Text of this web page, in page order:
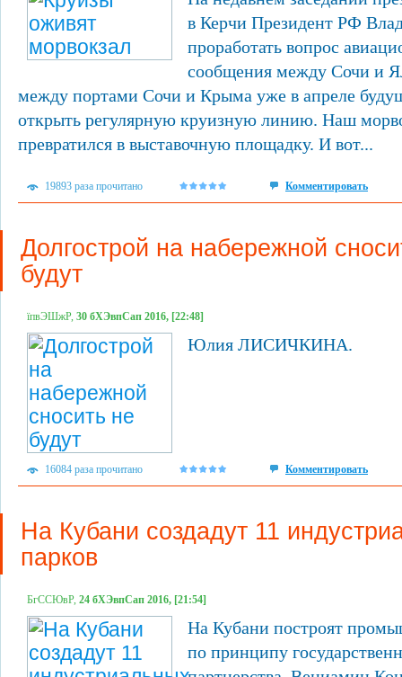
в Керчи Президент РФ
проработать вопрос
сообщения между Сочи и
между портами Сочи и Крыма уже в апреле
открыть регулярную круизную линию. Наш
превратился в выставочную площадку. И вот...
19893 раза прочитано Комментировать
Долгострой на набережной
будут
їпвЭШжР, 30 бХЭвпСап 2016, [22:48]
Юлия ЛИСИЧКИНА.
16084 раза прочитано Комментировать
На Кубани создадут 11
парков
БгССЮвР, 24 бХЭвпСап 2016, [21:54]
На Кубани построят
по принципу